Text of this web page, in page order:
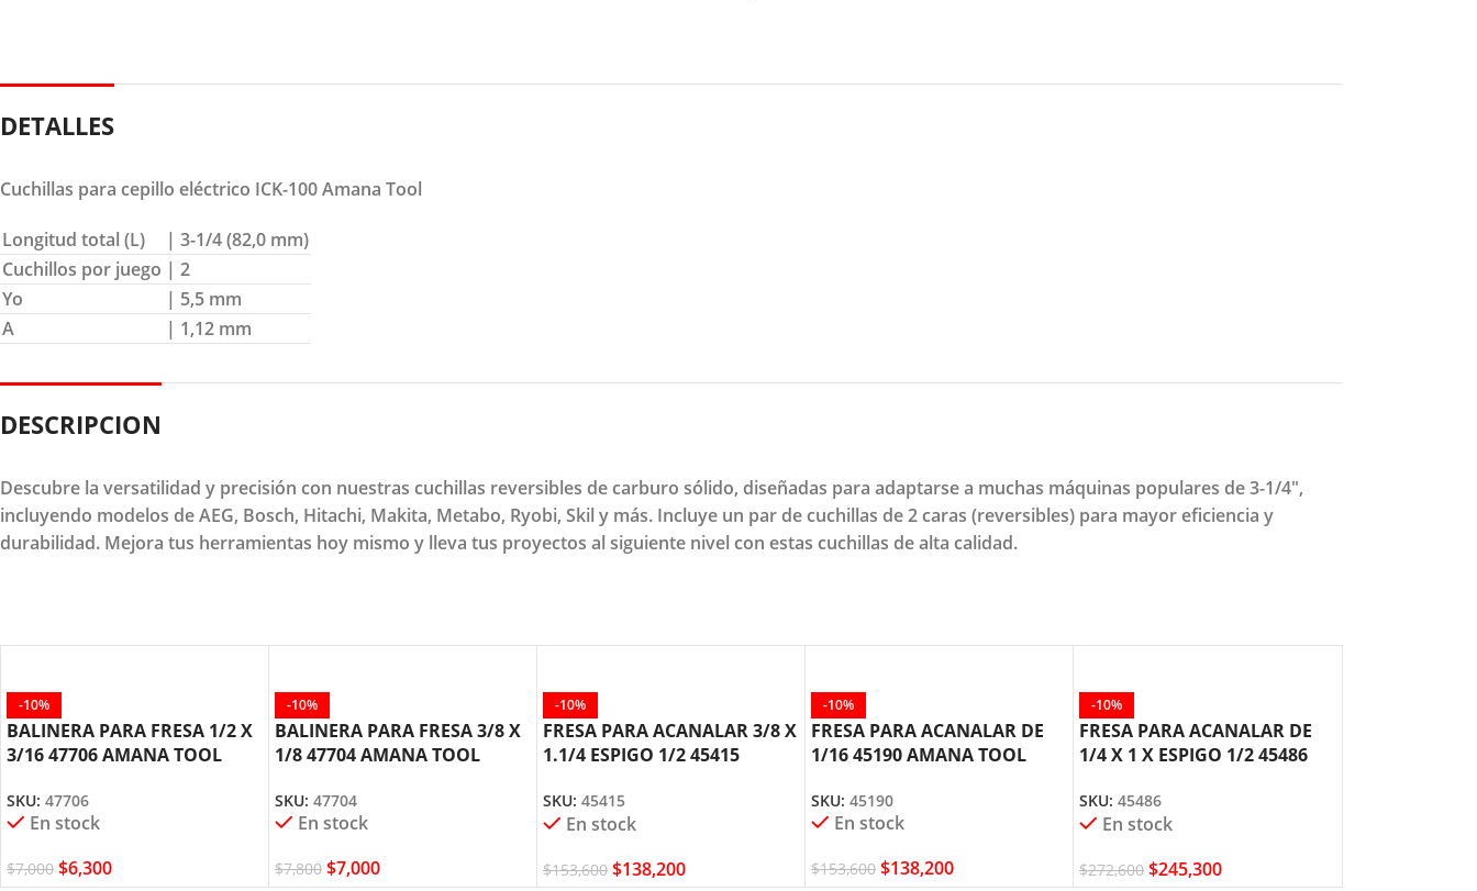
DETALLES
Cuchillas para cepillo eléctrico ICK-100 Amana Tool
Longitud total (L)
| 3-1/4 (82,0 mm)
Cuchillos por juego | 2
Yo
| 5,5 mm
A
| 1,12 mm
DESCRIPCION
Descubre la versatilidad y precisión con nuestras cuchillas reversibles de carburo sólido, diseñadas para adaptarse a muchas máquinas populares de 3-1/4",
incluyendo modelos de AEG, Bosch, Hitachi, Makita, Metabo, Ryobi, Skil y más. Incluye un par de cuchillas de 2 caras (reversibles) para mayor eficiencia y
durabilidad. Mejora tus herramientas hoy mismo y lleva tus proyectos al siguiente nivel con estas cuchillas de alta calidad.
-10%
BALINERA PARA FRESA 1/2 X
3/16 47706 AMANA TOOL
SKU: 47706
En stock
$7,000 $6,300
-10%
BALINERA PARA FRESA 3/8 X
1/8 47704 AMANA TOOL
SKU: 47704
En stock
$7,800 $7,000
-10%
FRESA PARA ACANALAR 3/8 X
1.1/4 ESPIGO 1/2 45415
SKU: 45415
En stock
$153,600 $138,200
-10%
FRESA PARA ACANALAR DE
1/16 45190 AMANA TOOL
SKU: 45190
En stock
$153,600 $138,200
-10%
FRESA PARA ACANALAR DE
1/4 X 1 X ESPIGO 1/2 45486
SKU: 45486
En stock
$272,600 $245,300